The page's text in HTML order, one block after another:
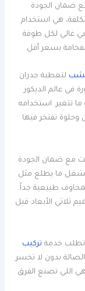
ضمان الجودة
هي استخدام
غالي لكل طوفة
بسعر أقل.
خشب لتغطية جدران
في عالم الديكور
ما تتغير. استخدامه
تفتخر فيها
مع ضمان الجودة
الشغل ما يطلع مثل
طبيعية جداً.
الأبعاد قبل
وتطلب خدمة تركيب
بدون لا تخسر
اللي تصنع الفرق